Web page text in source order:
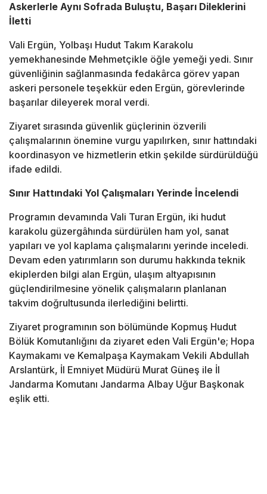
Askerlerle Aynı Sofrada Buluştu, Başarı Dileklerini
İletti
Vali Ergün, Yolbaşı Hudut Takım Karakolu
yemekhanesinde Mehmetçikle öğle yemeği yedi. Sınır
güvenliğinin sağlanmasında fedakârca görev yapan
askeri personele teşekkür eden Ergün, görevlerinde
başarılar dileyerek moral verdi.
Ziyaret sırasında güvenlik güçlerinin özverili
çalışmalarının önemine vurgu yapılırken, sınır hattındaki
koordinasyon ve hizmetlerin etkin şekilde sürdürüldüğü
ifade edildi.
Sınır Hattındaki Yol Çalışmaları Yerinde İncelendi
Programın devamında Vali Turan Ergün, iki hudut
karakolu güzergâhında sürdürülen ham yol, sanat
yapıları ve yol kaplama çalışmalarını yerinde inceledi.
Devam eden yatırımların son durumu hakkında teknik
ekiplerden bilgi alan Ergün, ulaşım altyapısının
güçlendirilmesine yönelik çalışmaların planlanan
takvim doğrultusunda ilerlediğini belirtti.
Ziyaret programının son bölümünde Kopmuş Hudut
Bölük Komutanlığını da ziyaret eden Vali Ergün'e; Hopa
Kaymakamı ve Kemalpaşa Kaymakam Vekili Abdullah
Arslantürk, İl Emniyet Müdürü Murat Güneş ile İl
Jandarma Komutanı Jandarma Albay Uğur Başkonak
eşlik etti.